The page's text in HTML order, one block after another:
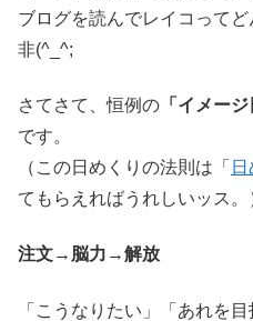
ブログを読んでレイコって
非(^_^;
さてさて、恒例の 「イメー
です。
（この日めくりの法則は「
てもらえればうれしいッス。
注文→脳力→解放
「こうなりたい」「あれを